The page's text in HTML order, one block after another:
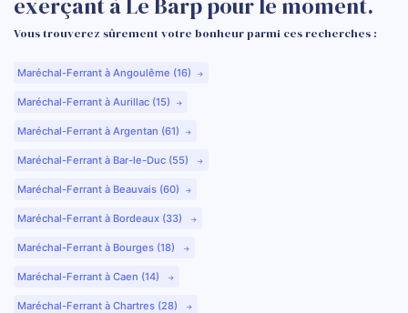
Vous trouverez sûrement votre bonheur parmi ces recherches :
Maréchal-Ferrant à Angoulême (16)
Maréchal-Ferrant à Aurillac (15)
Maréchal-Ferrant à Argentan (61)
Maréchal-Ferrant à Bar-le-Duc (55)
Maréchal-Ferrant à Beauvais (60)
Maréchal-Ferrant à Bordeaux (33)
Maréchal-Ferrant à Bourges (18)
Maréchal-Ferrant à Caen (14)
Maréchal-Ferrant à Chartres (28)